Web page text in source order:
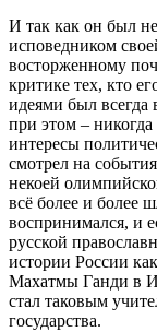
И так как он был
исповедником
восторженному
критике тех, кто
идеями был всегда
при этом –
интересы
смотрел на
некоей
всё более и более
воспринимался, и
русской
истории России
Махатмы Ганди в
стал таковым
государства.